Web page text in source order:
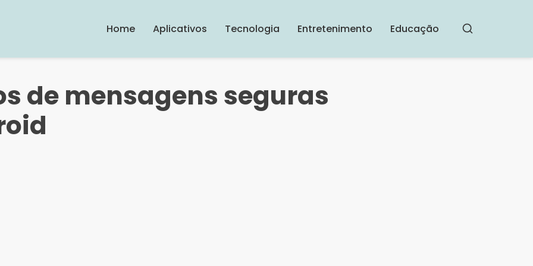
Home Aplicativos Tecnologia Entretenimento Educação Buscar
de mensagens seguras